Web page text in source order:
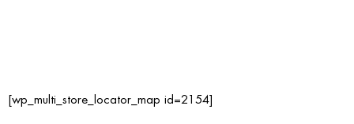
[wp_multi_store_locator_map id=2154]